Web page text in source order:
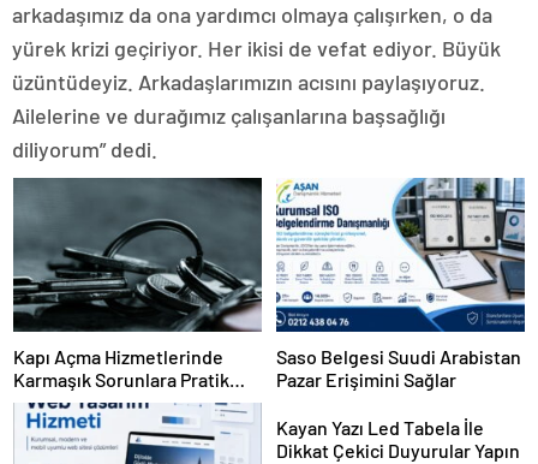
arkadaşımız da ona yardımcı olmaya çalışırken, o da
yürek krizi geçiriyor. Her ikisi de vefat ediyor. Büyük
üzüntüdeyiz. Arkadaşlarımızın acısını paylaşıyoruz.
Ailelerine ve durağımız çalışanlarına başsağlığı
diliyorum” dedi.
Kapı Açma Hizmetlerinde
Karmaşık Sorunlara Pratik
Çözümler
Saso Belgesi Suudi Arabistan
Pazar Erişimini Sağlar
Kayan Yazı Led Tabela İle
Dikkat Çekici Duyurular Yapın